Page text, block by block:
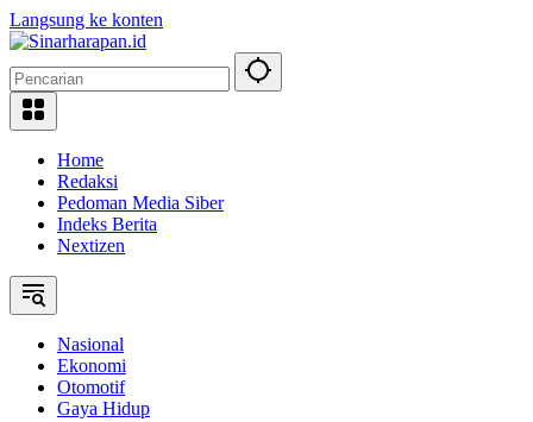
Langsung ke konten
Home
Redaksi
Pedoman Media Siber
Indeks Berita
Nextizen
Nasional
Ekonomi
Otomotif
Gaya Hidup